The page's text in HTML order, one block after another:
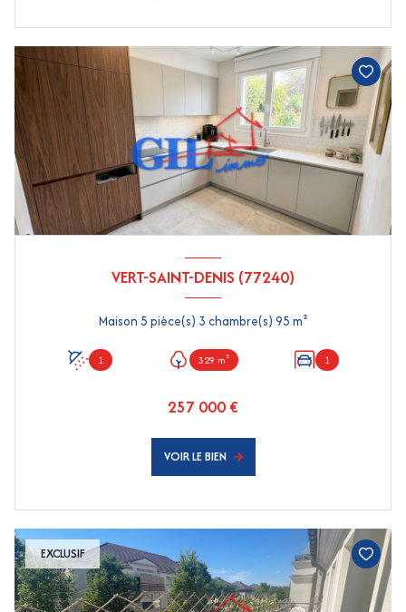
VERT-SAINT-DENIS (77240)
Maison 5 pièce(s) 3 chambre(s) 95 m²
1 329 m² 1
257 000 €
VOIR LE BIEN
EXCLUSIF